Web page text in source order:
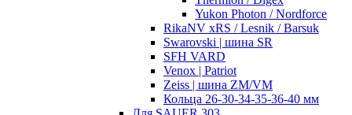
Yukon Photon / Nordforce
RikaNV xRS / Lesnik / Barsuk
Swarovski | шина SR
SFH VARD
Venox | Patriot
Zeiss | шина ZM/VM
Кольца 26-30-34-35-36-40 мм